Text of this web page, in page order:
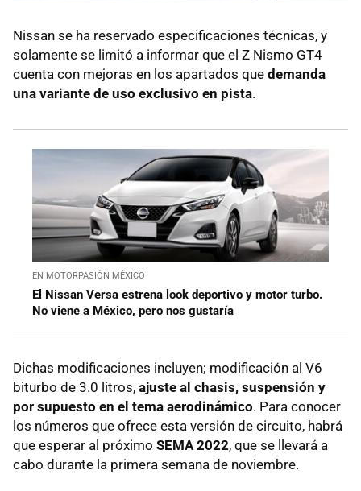
Nissan se ha reservado especificaciones técnicas, y
solamente se limitó a informar que el Z Nismo GT4
cuenta con mejoras en los apartados que demanda
una variante de uso exclusivo en pista.
EN MOTORPASIÓN MÉXICO
El Nissan Versa estrena look deportivo y motor turbo.
No viene a México, pero nos gustaría
Dichas modificaciones incluyen; modificación al V6
biturbo de 3.0 litros, ajuste al chasis, suspensión y
por supuesto en el tema aerodinámico. Para conocer
los números que ofrece esta versión de circuito, habrá
que esperar al próximo SEMA 2022, que se llevará a
cabo durante la primera semana de noviembre.